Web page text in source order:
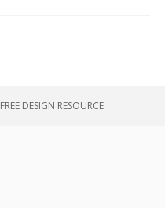
FREE DESIGN RESOURCE